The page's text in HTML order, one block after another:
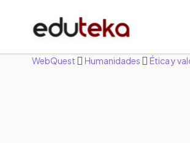
WebQuest Humanidades Ética y